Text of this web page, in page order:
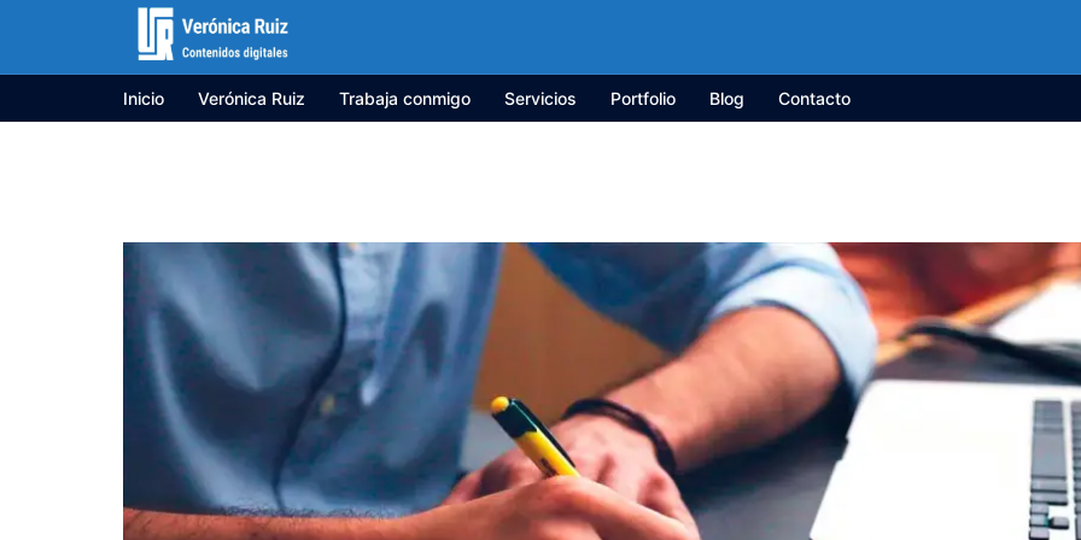
contenido
Inicio Verónica Ruiz Trabaja conmigo Servicios Portfolio Blog Contacto